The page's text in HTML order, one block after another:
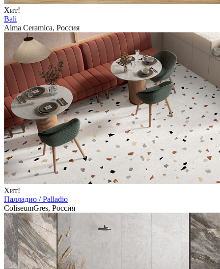
Хит!
Bali
Alma Ceramica, Россия
Хит!
Палладио / Palladio
ColiseumGres, Россия